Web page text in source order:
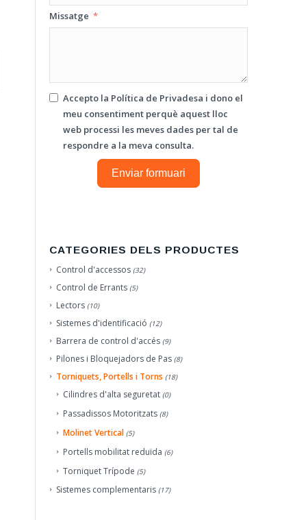
Missatge
Accepto la Política de Privadesa i dono el
meu consentiment perquè aquest lloc
web processi les meves dades per tal de
respondre a la meva consulta.
Enviar formuari
CATEGORIES DELS PRODUCTES
Control d'accessos (32)
Control de Errants (5)
Lectors (10)
Sistemes d'identificació (12)
Barrera de control d'accés (9)
Pilones i Bloquejadors de Pas (8)
Torniquets, Portells i Torns (18)
Cilindres d'alta seguretat (0)
Passadissos Motoritzats (8)
Molinet Vertical (5)
Portells mobilitat reduïda (6)
Torniquet Trípode (5)
Sistemes complementaris (17)